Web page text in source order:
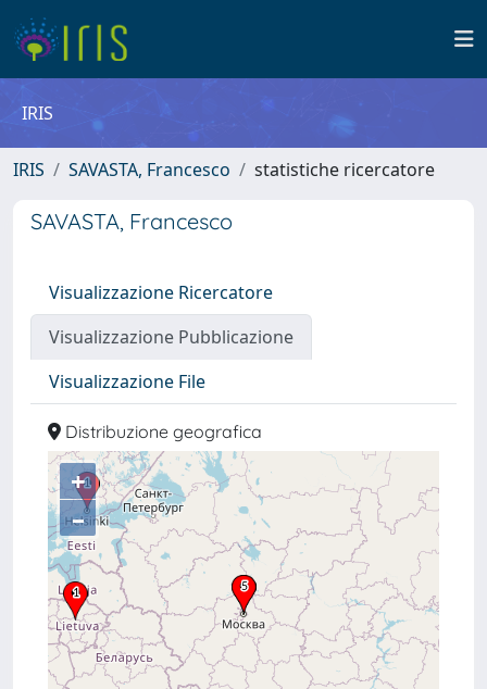
IRIS
IRIS SAVASTA, Francesco statistiche ricercatore
SAVASTA, Francesco
Visualizzazione Ricercatore
Visualizzazione Pubblicazione
Visualizzazione File
Distribuzione geografica
+
–